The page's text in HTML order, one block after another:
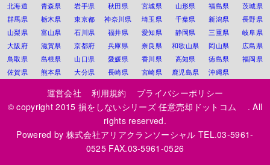
北海道 青森県 岩手県 秋田県 宮城県 山形県 福島県
茨城県
群馬県
栃木県 東京都 神奈川県 埼玉県 千葉県 新潟県
長野県
山梨県
富山県 石川県 福井県 愛知県 静岡県 三重県
岐阜県
大阪府
滋賀県 京都府 兵庫県 奈良県 和歌山県 岡山県
広島県
鳥取県
島根県 山口県 愛媛県 香川県 高知県 徳島県
福岡県
佐賀県
熊本県 大分県 長崎県 宮崎県 鹿児島県 沖縄県
運営会社 利用規約
プライバシーポリシー
© copyright 2015損をしないシリーズ 任意売却ドットコム
. All
rights reserved.
Powered by 株式会社アリアクランソーシャル TEL.03-5961-
0525 FAX.03-5961-0526